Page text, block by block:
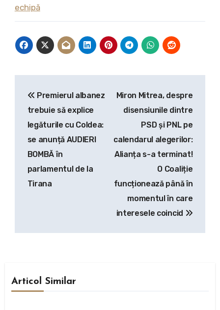
echipă
articole
Premierul albanez
trebuie să explice
legăturile cu Coldea:
se anunță AUDIERI
BOMBĂ în
parlamentul de la
Tirana
Miron Mitrea, despre
disensiunile dintre
PSD și PNL pe
calendarul alegerilor:
Alianța s-a terminat!
O Coaliție
funcționează până în
momentul în care
interesele coincid
Articol Similar